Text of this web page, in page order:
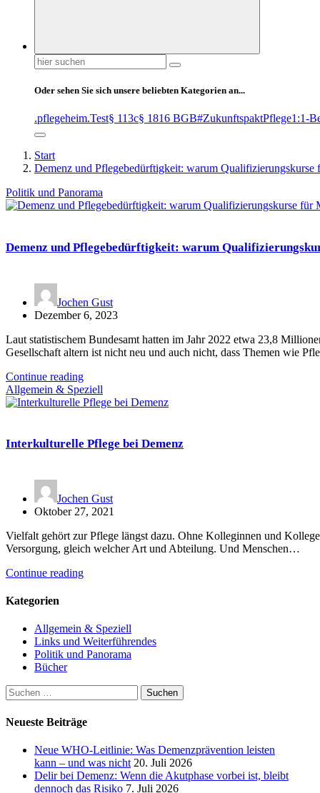
Suchen
nach:
Oder sehen Sie sich unsere beliebten Kategorien an...
.pflegeheim.Test§ 113c§ 1816 BGB#ZukunftspaktPflege1:1-
Start
Demenz und Pflegebedürftigkeit: warum
Politik und Panorama
Demenz und Pflegebedürftigkeit: warum
Jochen Gust
Dezember 6, 2023
Laut statistischem Bundesamt hatten im Jahr 2022 etwa 23,8
Gesellschaft altern ist nicht neu und auch nicht, dass Themen wie
Continue reading
Allgemein & Speziell
Interkulturelle Pflege bei Demenz
Jochen Gust
Oktober 27, 2021
Vielfalt gehört zur Pflege längst dazu. Ohne Kolleginnen und
Versorgung, gleich welcher Art und Abteilung. Und Menschen…
Continue reading
Kategorien
Allgemein & Speziell
Links und Weiterführendes
Politik und Panorama
Bücher
Suchen
nach:
Neueste Beiträge
Neue WHO-Leitlinie: Was Demenzprävention leisten
kann – und was nicht 20. Juli 2026
Delir bei Demenz: Wenn die Akutphase vorbei ist, bleibt
dennoch das Risiko 7. Juli 2026